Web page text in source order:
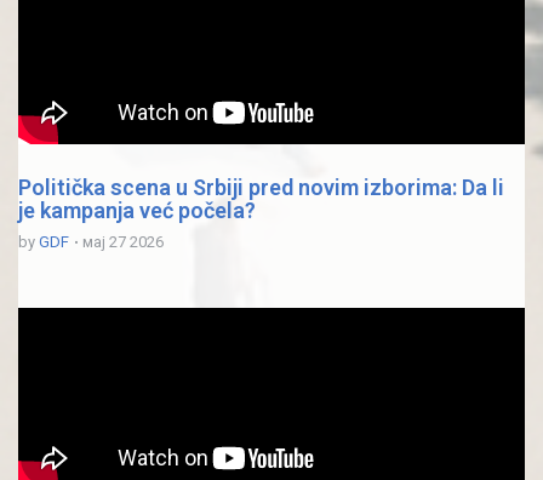
Politička scena u Srbiji pred novim izborima: Da li
je kampanja već počela?
by GDF мај 27 2026